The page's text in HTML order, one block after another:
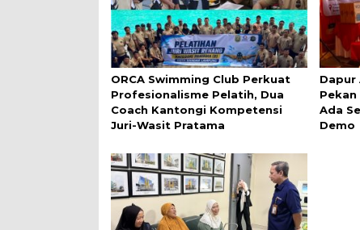
ORCA Swimming Club Perkuat
Profesionalisme Pelatih, Dua
Coach Kantongi Kompetensi
Juri-Wasit Pratama
Dapur
Pekan
Ada
Demo